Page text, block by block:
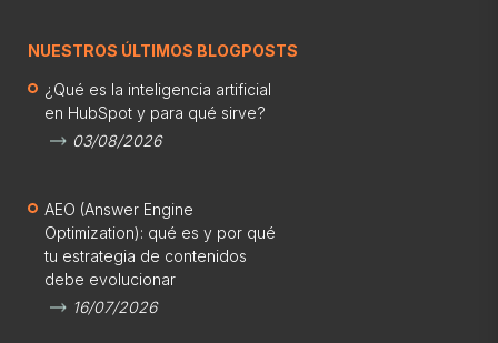
NUESTROS ÚLTIMOS BLOGPOSTS
¿Qué es la inteligencia artificial
en HubSpot y para qué sirve?
03/08/2026
AEO (Answer Engine
Optimization): qué es y por qué
tu estrategia de contenidos
debe evolucionar
16/07/2026